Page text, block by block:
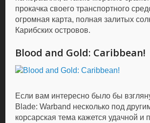
прокачка своего транспортного
огромная карта, полная залитых
Карибских островов.
Blood and Gold: Caribbean!
Если вам интересно было бы
Blade: Warband несколько под
корсарская тема кажется удачной и